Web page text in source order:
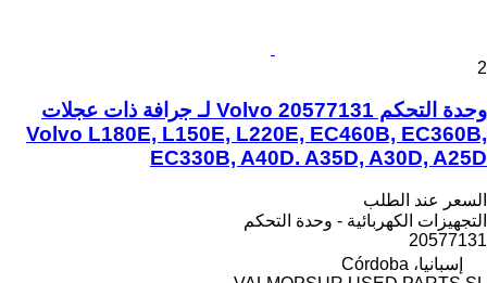
2
وحدة التحكم Volvo 20577131 لـ جرافة ذات عجلات
Volvo L180E, L150E, L220E, EC460B, EC360B,
EC330B, A40D. A35D, A30D, A25D
السعر عند الطلب
التجهيزات الكهربائية - وحدة التحكم
20577131
إسبانيا، Córdoba